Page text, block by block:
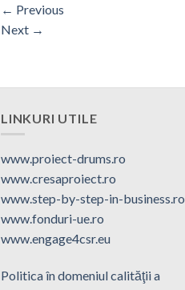
← Previous
Next →
LINKURI UTILE
www.proiect-drums.ro
www.cresaproiect.ro
www.step-by-step-in-business.ro
www.fonduri-ue.ro
www.engage4csr.eu
Politica în domeniul calităţii a